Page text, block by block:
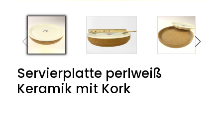
Servierplatte perlweiß
Keramik mit Kork